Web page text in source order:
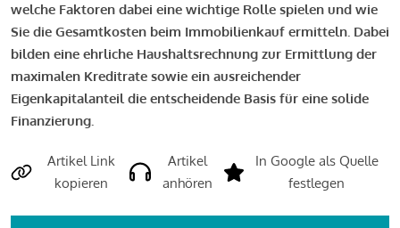
welche Faktoren dabei eine wichtige Rolle spielen und wie
Sie die Gesamtkosten beim Immobilienkauf ermitteln. Dabei
bilden eine ehrliche Haushaltsrechnung zur Ermittlung der
maximalen Kreditrate sowie ein ausreichender
Eigenkapitalanteil die entscheidende Basis für eine solide
Finanzierung.
Artikel Link
kopieren
Artikel
anhören
In Google als Quelle
festlegen